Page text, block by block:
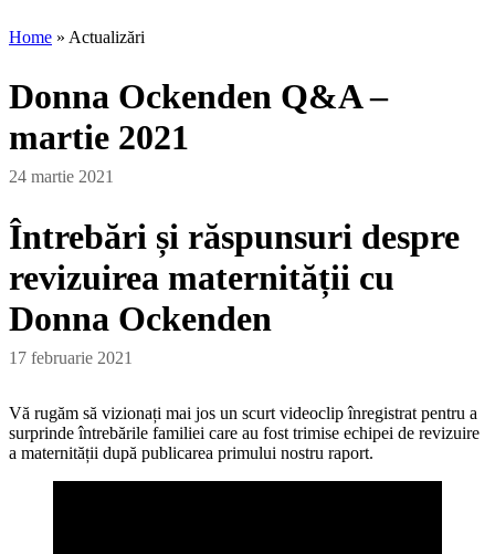
Home » Actualizări
Donna Ockenden Q&A –
martie 2021
24 martie 2021
Întrebări și răspunsuri despre
revizuirea maternității cu
Donna Ockenden
17 februarie 2021
Vă rugăm să vizionați mai jos un scurt videoclip înregistrat pentru a
surprinde întrebările familiei care au fost trimise echipei de revizuire
a maternității după publicarea primului nostru raport.